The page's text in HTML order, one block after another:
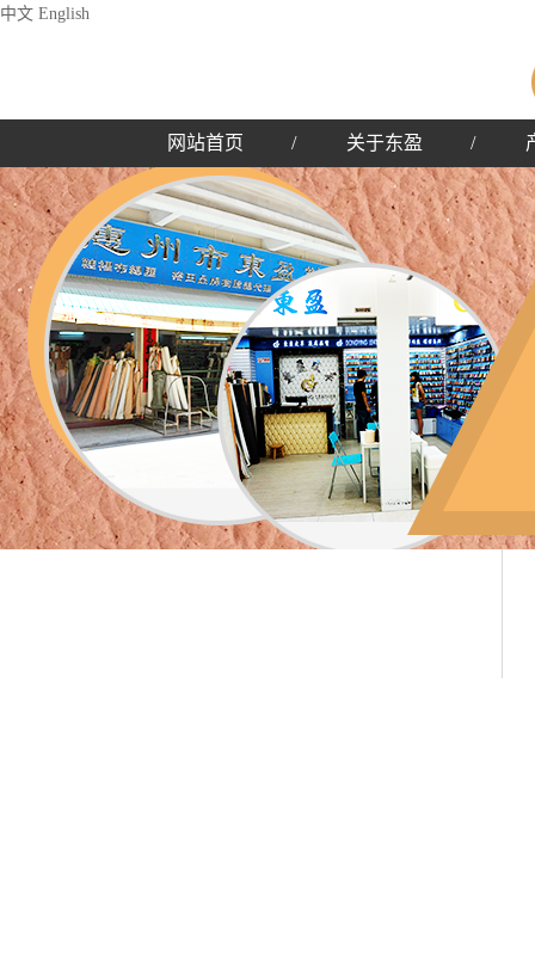
中文 English
网站首页 / 关于东盈 /